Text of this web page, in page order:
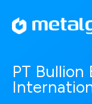
PT Bullion